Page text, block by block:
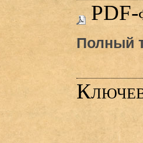
PDF-
Полный